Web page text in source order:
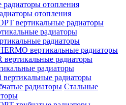
отопления
вертикальные радиаторы
радиаторы
радиаторы
вертикальные радиаторы
вертикальные радиаторы
радиаторы
вертикальные радиаторы
Стальные